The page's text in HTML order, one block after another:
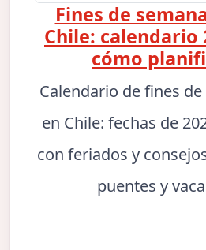
Fines de
Chile: calendario
cómo
Calendario de fines
en Chile: fechas de
con feriados y
puentes y